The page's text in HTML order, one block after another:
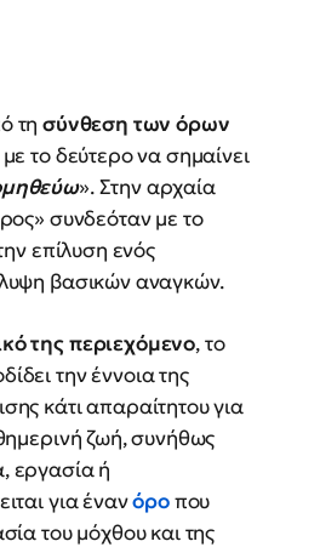
τησύνθεση των όρων
με το δεύτερο να σημαίνει
». Στην αρχαία
συνδεόταν με το
επίλυση ενός
βασικών αναγκών.
της περιεχόμενο, το
την έννοια της
κάτι απαραίτητου για
ζωή, συνήθως
εργασία ή
για ένανόροπου
του μόχθου και της